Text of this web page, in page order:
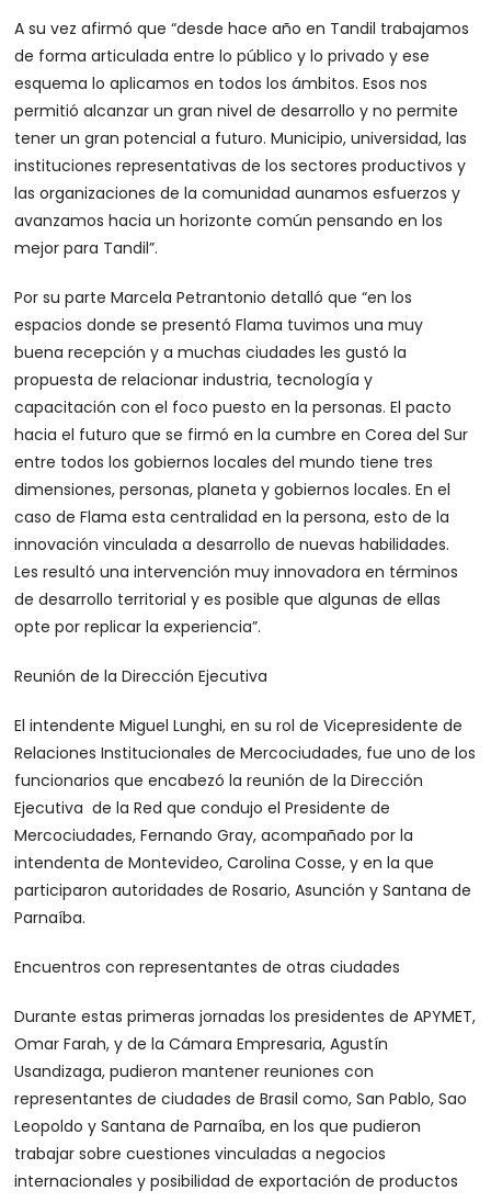
A su vez afirmó que “desde hace año en Tandil trabajamos
de forma articulada entre lo público y lo privado y ese
esquema lo aplicamos en todos los ámbitos. Esos nos
permitió alcanzar un gran nivel de desarrollo y no permite
tener un gran potencial a futuro. Municipio, universidad, las
instituciones representativas de los sectores productivos y
las organizaciones de la comunidad aunamos esfuerzos y
avanzamos hacia un horizonte común pensando en los
mejor para Tandil”.
Por su parte Marcela Petrantonio detalló que “en los
espacios donde se presentó Flama tuvimos una muy
buena recepción y a muchas ciudades les gustó la
propuesta de relacionar industria, tecnología y
capacitación con el foco puesto en la personas. El pacto
hacia el futuro que se firmó en la cumbre en Corea del Sur
entre todos los gobiernos locales del mundo tiene tres
dimensiones, personas, planeta y gobiernos locales. En el
caso de Flama esta centralidad en la persona, esto de la
innovación vinculada a desarrollo de nuevas habilidades.
Les resultó una intervención muy innovadora en términos
de desarrollo territorial y es posible que algunas de ellas
opte por replicar la experiencia”.
Reunión de la Dirección Ejecutiva
El intendente Miguel Lunghi, en su rol de Vicepresidente de
Relaciones Institucionales de Mercociudades, fue uno de los
funcionarios que encabezó la reunión de la Dirección
Ejecutiva de la Red que condujo el Presidente de
Mercociudades, Fernando Gray, acompañado por la
intendenta de Montevideo, Carolina Cosse, y en la que
participaron autoridades de Rosario, Asunción y Santana de
Parnaíba.
Encuentros con representantes de otras ciudades
Durante estas primeras jornadas los presidentes de APYMET,
Omar Farah, y de la Cámara Empresaria, Agustín
Usandizaga, pudieron mantener reuniones con
representantes de ciudades de Brasil como, San Pablo, Sao
Leopoldo y Santana de Parnaíba, en los que pudieron
trabajar sobre cuestiones vinculadas a negocios
internacionales y posibilidad de exportación de productos